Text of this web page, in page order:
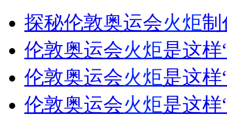
山西运城恶犬咬伤多人 警民合力深夜将其击毙
女孩北京地铁殴打老人 痛下狠手拳打脚踢
探秘伦敦奥运会火炬制
伦敦奥运会火炬是这样
伦敦奥运会火炬是这样
伦敦奥运会火炬是这样